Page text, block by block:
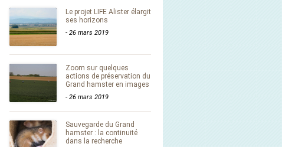
Le projet LIFE Alister élargit
ses horizons
- 26 mars 2019
Zoom sur quelques
actions de préservation du
Grand hamster en images
- 26 mars 2019
Sauvegarde du Grand
hamster : la continuité
dans la recherche